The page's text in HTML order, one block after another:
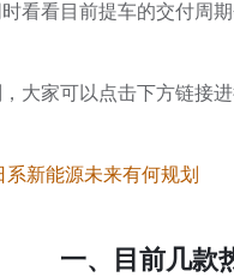
看看目前提车的交付周
大家可以点击下方链接进
新能源未来有何规划
一、目前几款